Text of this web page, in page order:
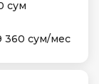
сум
360 сум/мес